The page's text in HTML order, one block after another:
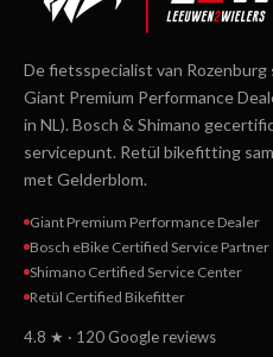
De fietsspecialist van Rozenburg
Giant Premium Performance
in NL). Bosch & Shimano
servicepunt. Retül bikefitting
met Gelderblom.
Giant Premium Performance Dealer
Bosch eBike Certified Service Partner
Shimano Certified Service Center
Retül Certified Bikefitter
4.8 ★ · 120 Google reviews